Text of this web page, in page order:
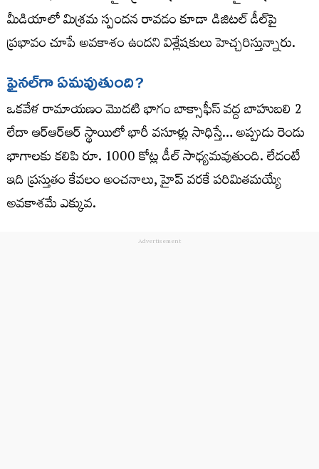
మీడియాలో మిశ్రమ స్పందన రావడం కూడా డిజిటల్ డీల్‌పై
ప్రభావం చూపే అవకాశం ఉందని విశ్లేషకులు హెచ్చరిస్తున్నారు.
ఫైనల్‌గా ఏమవుతుంది?
ఒకవేళ రామాయణం మొదటి భాగం బాక్సాఫీస్ వద్ద బాహుబలి 2
లేదా ఆర్ఆర్ఆర్ స్థాయిలో భారీ వసూళ్లు సాధిస్తే… అప్పుడు రెండు
భాగాలకు కలిపి రూ. 1000 కోట్ల డీల్ సాధ్యమవుతుంది. లేదంటే
ఇది ప్రస్తుతం కేవలం అంచనాలు, హైప్ వరకే పరిమితమయ్యే
అవకాశమే ఎక్కువ.